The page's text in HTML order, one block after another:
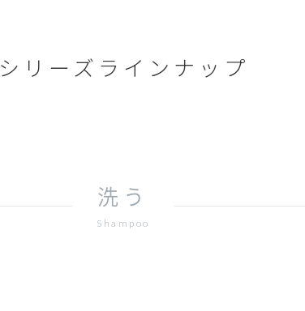
シリーズラインナップ
洗う
Shampoo